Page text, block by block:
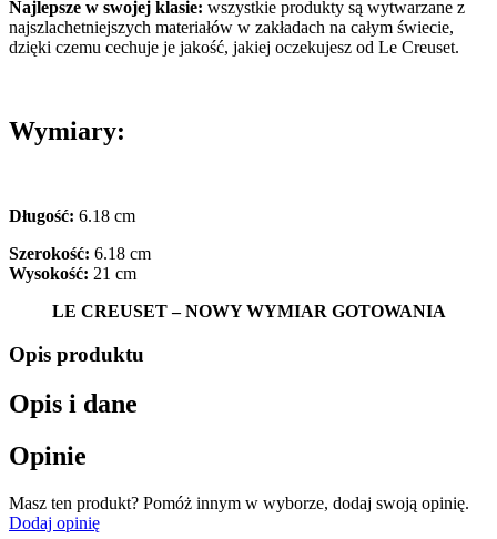
Najlepsze w swojej klasie: wszystkie produkty są wytwarzane z
najszlachetniejszych materiałów w zakładach na całym świecie,
dzięki czemu cechuje je jakość, jakiej oczekujesz od Le Creuset.
Wymiary:
Długość: 6.18 cm
Szerokość: 6.18 cm
Wysokość: 21 cm
LE CREUSET – NOWY WYMIAR GOTOWANIA
Opis produktu
Opis i dane
Opinie
Masz ten produkt? Pomóż innym w wyborze, dodaj swoją opinię.
Dodaj opinię